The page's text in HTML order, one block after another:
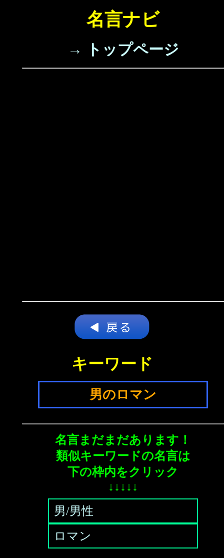
名言ナビ
→ トップページ
キーワード
男のロマン
名言まだまだあります！
類似キーワードの名言は
下の枠内をクリック
↓↓↓↓↓
男/男性
ロマン